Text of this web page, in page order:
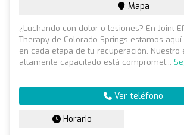
Mapa
¿Luchando con dolor o lesiones? En Joint
Therapy de Colorado Springs estamos
en cada etapa de tu recuperación. Nuestro
altamente capacitado está compromet...
Ver teléfono
Horario